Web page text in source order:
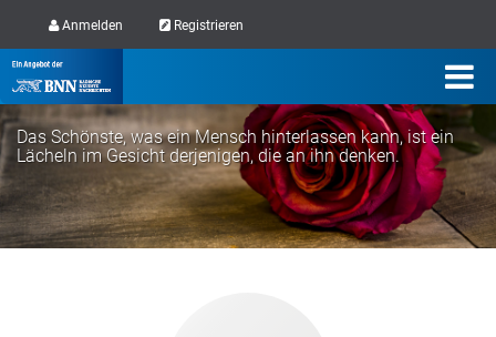
Anmelden Registrieren
Das Schönste, was ein Mensch hinterlassen kann, ist ein
Lächeln im Gesicht derjenigen, die an ihn denken.